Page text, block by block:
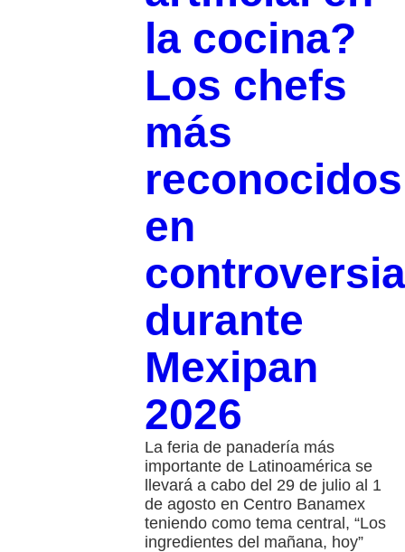
la cocina?
Los chefs
más
reconocidos
en
controversia
durante
Mexipan
2026
La feria de panadería más
importante de Latinoamérica se
llevará a cabo del 29 de julio al 1
de agosto en Centro Banamex
teniendo como tema central, “Los
ingredientes del mañana, hoy”